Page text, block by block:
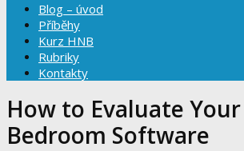
Blog – úvod
Příběhy
Kurz HNB
Rubriky
Kontakty
How to Evaluate
Bedroom Software